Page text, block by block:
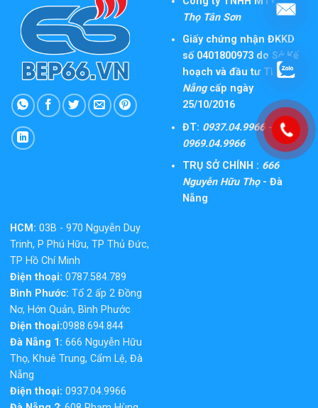
Thọ Tân Sơn
Giấy chứng nhận ĐKKD
số 0401800973 do Sở Kế
hoạch và đầu tư TPĐà
Nẵngcấp ngày
25/10/2016
ĐT: 0937.04.9966 -
0969.04.9966
TRỤ SỞ CHÍNH : 666
Nguyễn Hữu Thọ- Đà
Nẵng
HCM: 03B - 970 Nguyễn Duy
Trinh, P Phú Hữu, TP Thủ Đức,
TP Hồ Chí Minh
Điện thoại: 0787.584.789
Bình Phước: Tổ 2 ấp 2 Đồng
Nơ, Hớn Quản, Bình Phước
Điện thoại:0988.694.844
Đà Nẵng 1: 666 Nguyễn Hữu
Thọ, Khuê Trung, Cẩm Lệ, Đà
Nẵng
Điện thoại: 0937.04.9966